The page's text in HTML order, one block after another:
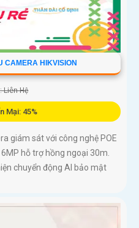
CAMERA HIKVISION
Liên Hệ
Mại: 45%
giám sát với công nghệ POE
hỗ trợ hồng ngoại 30m.
chuyển động AI bảo mật